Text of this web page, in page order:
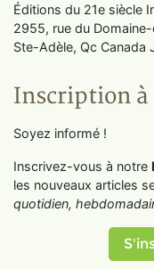
Éditions du 21e siècle
2955, rue du
Ste-Adèle, Qc Canada
Inscription
Soyez informé !
Inscrivez-vous à notre
les nouveaux articles
quotidien,